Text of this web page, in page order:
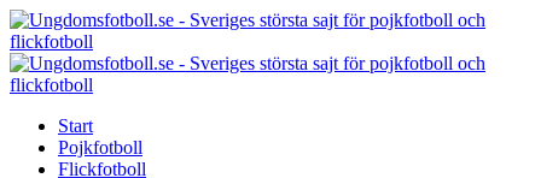
Menu
Search
Menu
Start
Pojkfotboll
Flickfotboll